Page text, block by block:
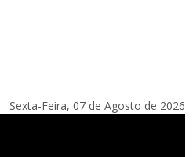
Sexta-Feira, 07 de Agosto de 2026